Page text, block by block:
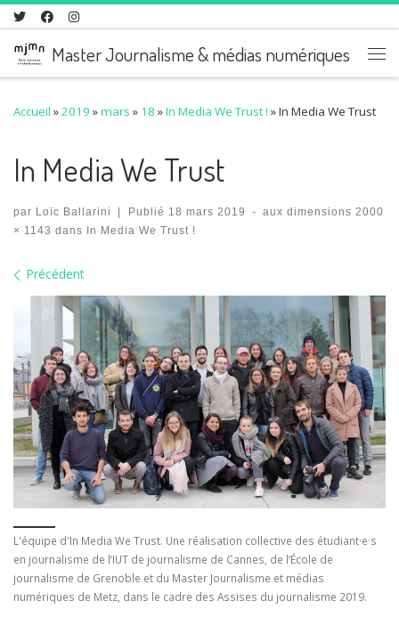
Skip to content
Master Journalisme & médias numériques
Accueil »2019 »mars » 18 »In Media We Trust ! »In Media We Trust
In Media We Trust
par Loïc Ballarini | Publié 18 mars 2019 - aux dimensions 2000
× 1143 dans In Media We Trust !
Navigation des images
Précédent
L'équipe d'In Media We Trust. Une réalisation collective des étudiant·e·s
en journalisme de l’IUT de journalisme de Cannes, de l’École de
journalisme de Grenoble et du Master Journalisme et médias
numériques de Metz, dans le cadre des Assises du journalisme 2019.